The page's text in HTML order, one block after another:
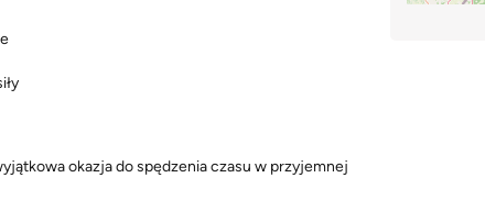
okazja do spędzenia czasu w przyjemnej